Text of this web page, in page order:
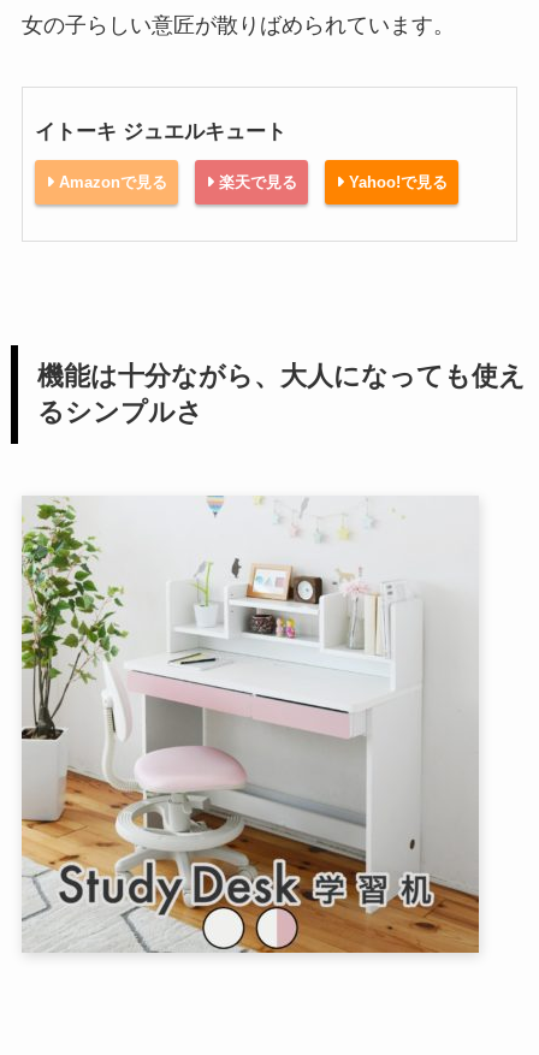
女の子らしい意匠が散りばめられています。
イトーキ ジュエルキュート
Amazonで見る 楽天で見る Yahoo!で見る
機能は十分ながら、大人になっても使え
るシンプルさ